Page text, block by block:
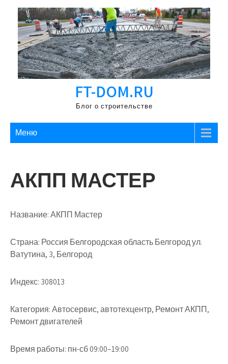
Перейти
содержимому
FT-DOM.RU
Блог о строительстве
Меню
АКПП МАСТЕР
Название:АКПП Мастер
Страна: Россия Белгородская область Белгород ул.
Ватутина, 3, Белгород
Индекс: 308013
Категория:Автосервис, автотехцентр, Ремонт АКПП,
Ремонт двигателей
Время работы: пн-сб 09:00–19:00